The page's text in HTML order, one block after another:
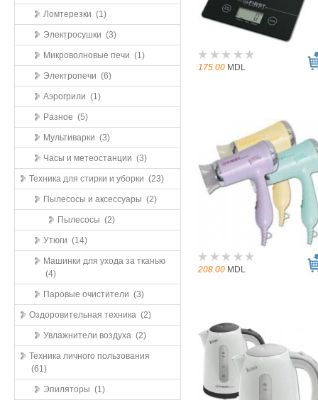
Ломтерезки (1)
Электросушки (3)
Микроволновые печи (1)
Электропечи (6)
Аэрогрили (1)
Разное (5)
Мультиварки (3)
Часы и метеостанции (3)
Техника для стирки и уборки (23)
Пылесосы и аксессуары (2)
Пылесосы (2)
Утюги (14)
Машинки для ухода за тканью
(4)
Паровые очистители (3)
Оздоровительная техника (2)
Увлажнители воздуха (2)
Техника личного пользования
(61)
Эпиляторы (1)
175.00 MDL
208.00 MDL